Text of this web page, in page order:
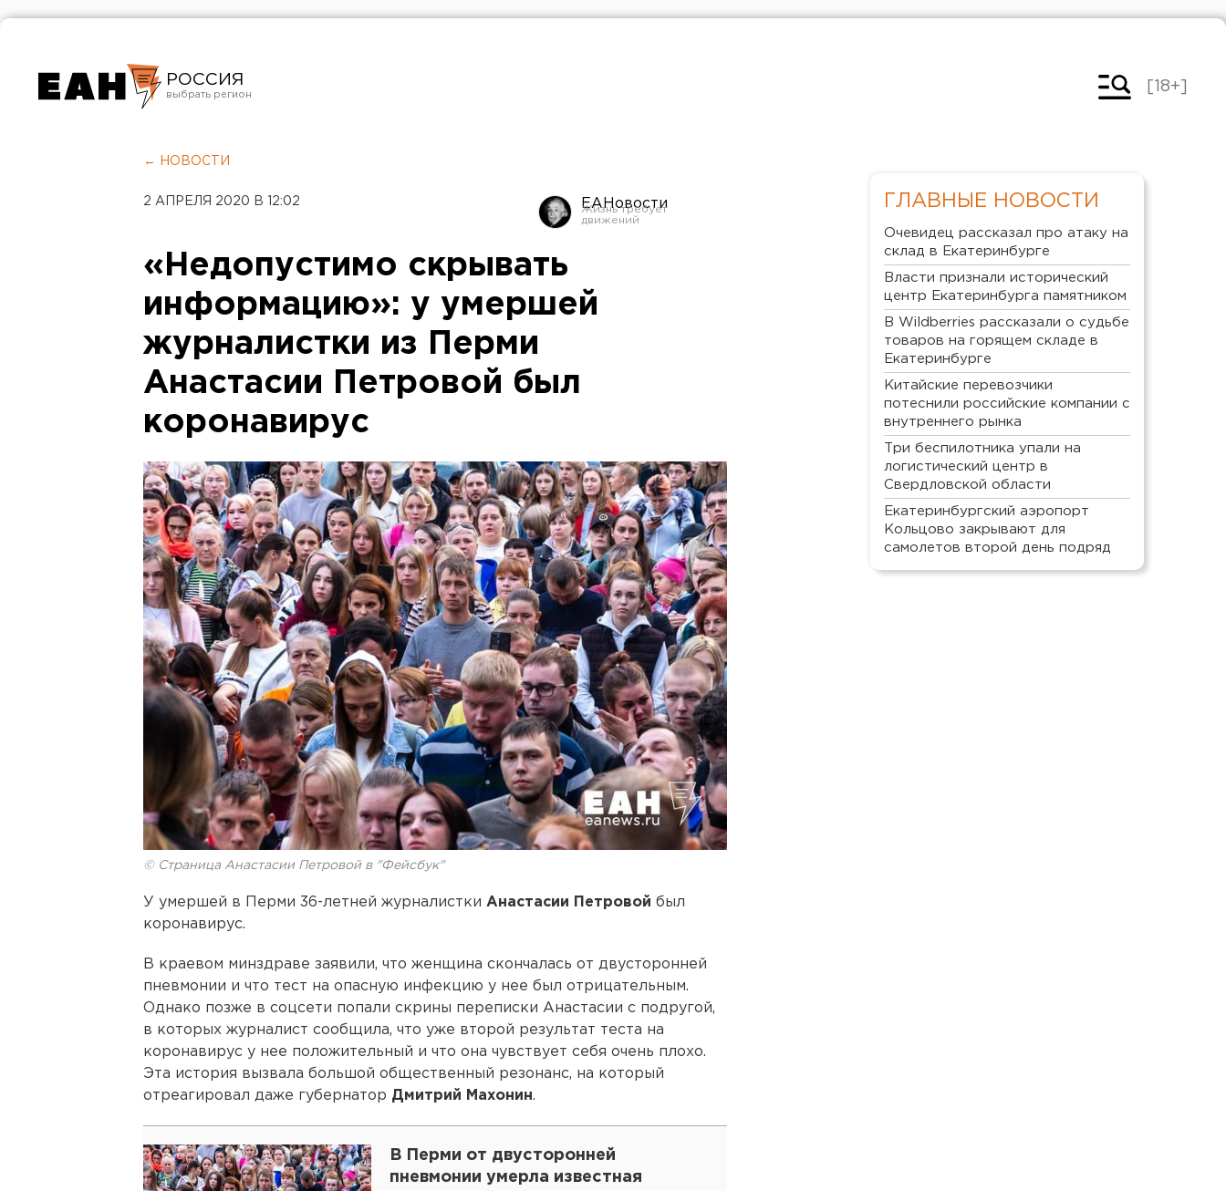
РОССИЯ
Челябинск
[18+]
← НОВОСТИ
2 АПРЕЛЯ 2020 В 12:02 ЕАНовости
«Недопустимо скрывать
информацию»: у умершей
журналистки из Перми
Анастасии Петровой был
коронавирус
© Страница Анастасии Петровой в "Фейсбук"
У умершей в Перми 36-летней журналистки Анастасии Петровой был
коронавирус.
В краевом минздраве заявили, что женщина скончалась от двусторонней
пневмонии и что тест на опасную инфекцию у нее был отрицательным.
Однако позже в соцсети попали скрины переписки Анастасии с подругой,
в которых журналист сообщила, что уже второй результат теста на
коронавирус у нее положительный и что она чувствует себя очень плохо.
Эта история вызвала большой общественный резонанс, на который
отреагировал даже губернатор Дмитрий Махонин.
В Перми от двусторонней
пневмонии умерла известная
ГЛАВНЫЕ НОВОСТИ
Очевидец рассказал про атаку на
склад в Екатеринбурге
Власти признали исторический
центр Екатеринбурга памятником
В Wildberries рассказали о судьбе
товаров на горящем складе в
Екатеринбурге
Китайские перевозчики
потеснили российские компании с
внутреннего рынка
Три беспилотника упали на
логистический центр в
Свердловской области
Екатеринбургский аэропорт
Кольцово закрывают для
самолетов второй день подряд